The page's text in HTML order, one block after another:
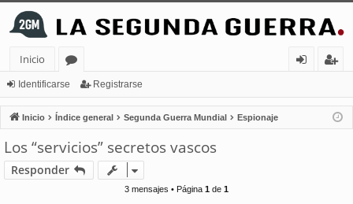
Inicio
or
os
nt
ifi
ist
ra
Identificarse Registrarse
Inicio Índice general Segunda Guerra Mundial Espionaje
Los “servicios” secretos vascos
Responder
3 mensajes • Página 1 de 1